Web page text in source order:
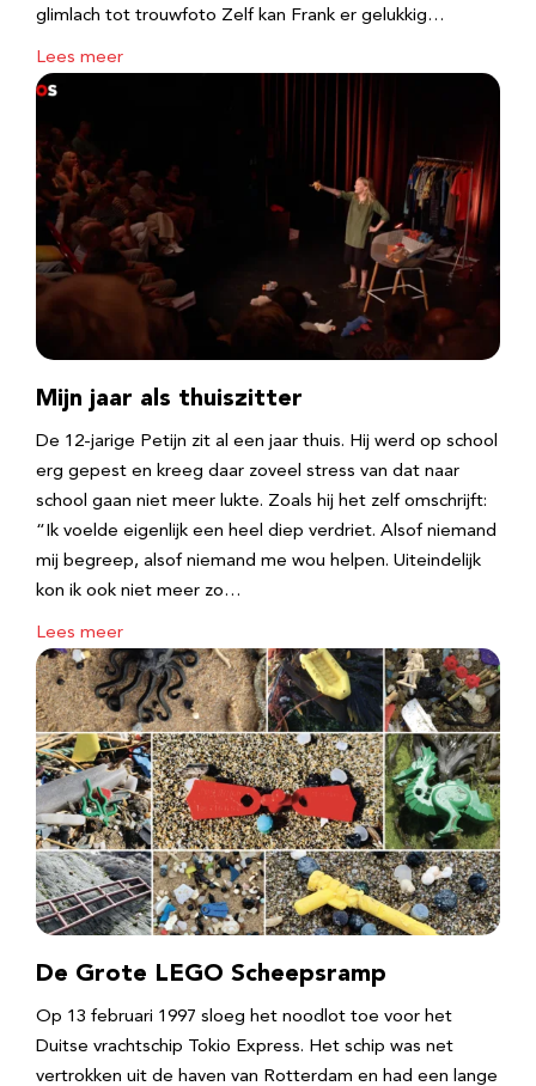
glimlach tot trouwfoto Zelf kan Frank er gelukkig…
Lees meer
Mijn jaar als thuiszitter
De 12-jarige Petijn zit al een jaar thuis. Hij werd op school
erg gepest en kreeg daar zoveel stress van dat naar
school gaan niet meer lukte. Zoals hij het zelf omschrijft:
“Ik voelde eigenlijk een heel diep verdriet. Alsof niemand
mij begreep, alsof niemand me wou helpen. Uiteindelijk
kon ik ook niet meer zo…
Lees meer
De Grote LEGO Scheepsramp
Op 13 februari 1997 sloeg het noodlot toe voor het
Duitse vrachtschip Tokio Express. Het schip was net
vertrokken uit de haven van Rotterdam en had een lange